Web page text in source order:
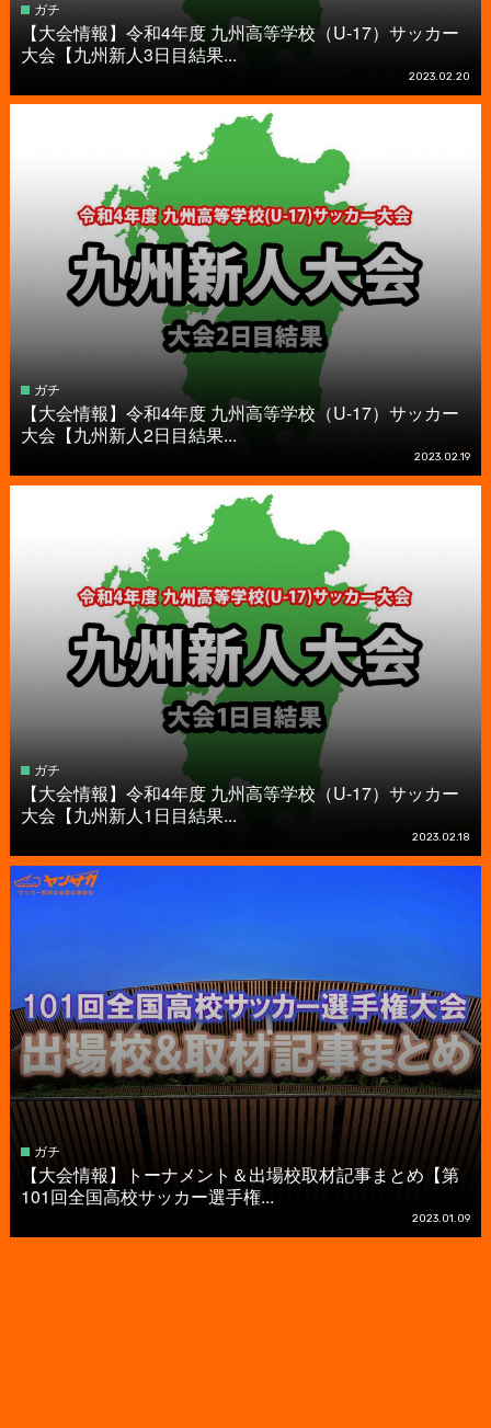
ガチ
【大会情報】令和4年度 九州高等学校（U-17）サッカー
大会【九州新人3日目結果...
2023.02.20
ガチ
【大会情報】令和4年度 九州高等学校（U-17）サッカー
大会【九州新人2日目結果...
2023.02.19
ガチ
【大会情報】令和4年度 九州高等学校（U-17）サッカー
大会【九州新人1日目結果...
2023.02.18
ガチ
【大会情報】トーナメント＆出場校取材記事まとめ【第
101回全国高校サッカー選手権...
2023.01.09